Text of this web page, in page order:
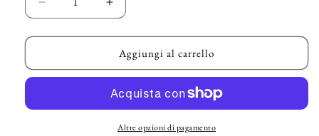
Diminuisci
quantità
per
AL
&quot;Skin
Aumenta
quantità
per
ATTAR
AL
–
&quot;Skin
Musk&quot;
Aggiungi al carrello
Altre opzioni di pagamento